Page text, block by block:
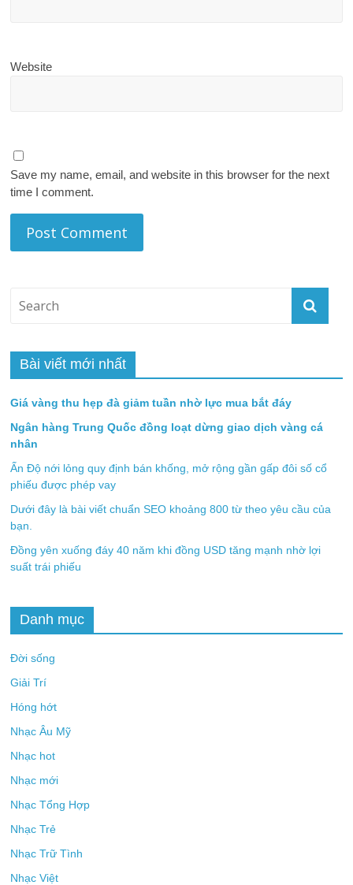
Website
Save my name, email, and website in this browser for the next
time I comment.
Bài viết mới nhất
Giá vàng thu hẹp đà giảm tuần nhờ lực mua bắt đáy
Ngân hàng Trung Quốc đồng loạt dừng giao dịch vàng cá
nhân
Ấn Độ nới lỏng quy định bán khống, mở rộng gần gấp đôi số cổ
phiếu được phép vay
Dưới đây là bài viết chuẩn SEO khoảng 800 từ theo yêu cầu của
bạn.
Đồng yên xuống đáy 40 năm khi đồng USD tăng mạnh nhờ lợi
suất trái phiếu
Danh mục
Đời sống
Giải Trí
Hóng hớt
Nhạc Âu Mỹ
Nhạc hot
Nhạc mới
Nhạc Tổng Hợp
Nhạc Trẻ
Nhạc Trữ Tình
Nhạc Việt